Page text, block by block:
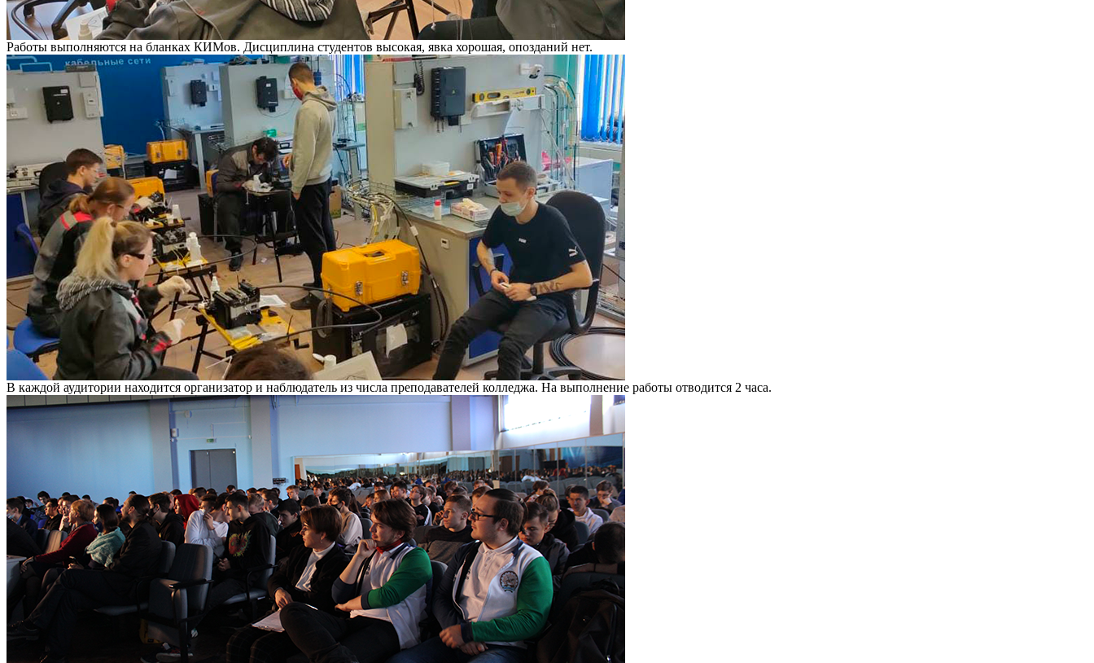
Работы выполняются на бланках КИМов. Дисциплина студентов высокая, явка хорошая, опозданий нет.
В каждой аудитории находится организатор и наблюдатель из числа преподавателей колледжа. На выполнение работы отводится 2 часа.